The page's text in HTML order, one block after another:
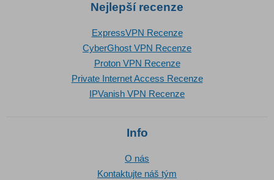
Nejlepší recenze
ExpressVPN Recenze
CyberGhost VPN Recenze
Proton VPN Recenze
Private Internet Access Recenze
IPVanish VPN Recenze
Info
O nás
Kontaktujte náš tým